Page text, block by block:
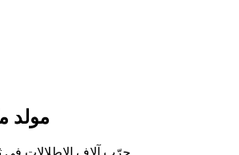
مولد
جرّب آلاف الإطلالات في